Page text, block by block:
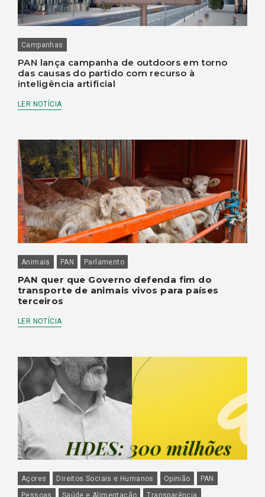
Campanhas
PAN lança campanha de outdoors em torno
das causas do partido com recurso à
inteligência artificial
LER NOTÍCIA
Animais PAN Parlamento
PAN quer que Governo defenda fim do
transporte de animais vivos para países
terceiros
LER NOTÍCIA
Açores Direitos Sociais e Humanos Opinião
PAN